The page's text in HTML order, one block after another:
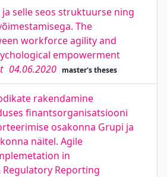
selle seos struktuurse ning
The
workforce agility and
empowerment
04.06.2020 master's theses
rakendamine
finantsorganisatsiooni
osakonna Grupi ja
näitel. Agile
in
Reporting